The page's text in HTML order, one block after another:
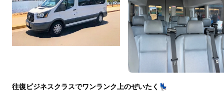
往復ビジネスクラスでワンランク上のぜいたく💺